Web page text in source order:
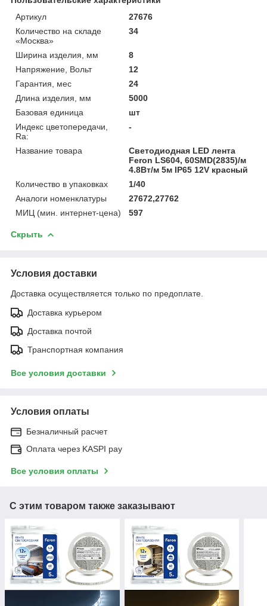
Артикул
27676
Количество на складе
«Москва»
34
Ширина изделия, мм
8
Напряжение, Вольт
12
Гарантия, мес
24
Длина изделия, мм
5000
Базовая единица
шт
Индекс цветопередачи,
Ra:
-
Название товара
Cветодиодная LED лента
Feron LS604, 60SMD(2835)/м
4.8Вт/м 5м IP65 12V красный
Количество в упаковках
1/40
Аналоги номенклатуры
27672,27762
МИЦ (мин. интернет-цена)
597
Скрыть
Условия доставки
Доставка осуществляется только по предоплате.
Доставка курьером
Доставка почтой
Транспортная компания
Все условия доставки
Условия оплаты
Безналичный расчет
Оплата через KASPI pay
Все условия оплаты
С этим товаром также заказывают